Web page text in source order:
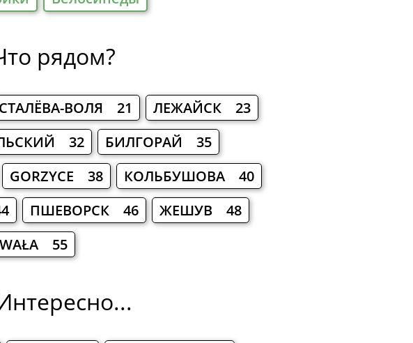
рядом?
СТАЛЁВА-ВОЛЯ 21
ЛЕЖАЙСК 23
32
БИЛГОРАЙ 35
GORZYCE 38
КОЛЬБУШОВА 40
ПШЕВОРСК 46
ЖЕШУВ 48
55